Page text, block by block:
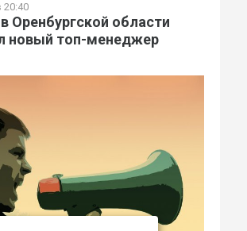
20:40
Оренбургской области
новый топ-менеджер